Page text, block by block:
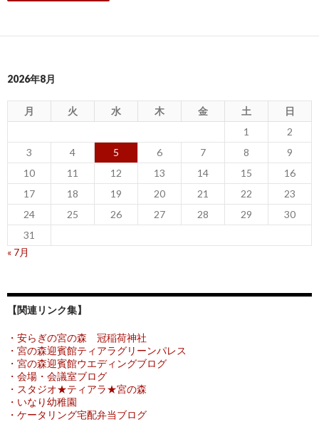
2026年8月
月 火 水 木 金 土
日
1
2
3
4 5 6 7 8
9
10
11 12 13 14 15
16
17
18 19 20 21 22
23
24
25 26 27 28 29
30
31
« 7月
【関連リンク集】
・安らぎの宮の森 冠稲荷神社
・宮の森迎賓館ティアラグリーンパレス
・宮の森迎賓館ウエディングブログ
・会場・会議室ブログ
・スタジオ★ティアラ★宮の森
・いなり幼稚園
・ケータリング宅配弁当ブログ